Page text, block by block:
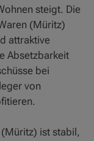
steigt. Die
(Müritz)
attraktive
Absetzbarkeit
bei
von
ist stabil,